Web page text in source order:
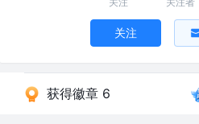
关注
获得徽章 6